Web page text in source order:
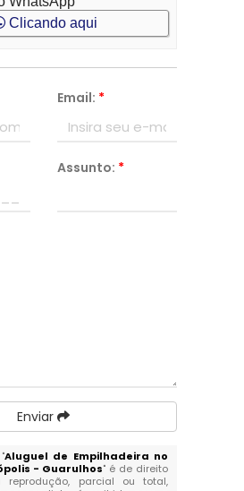
Clicando aqui
Email: *
Assunto: *
Enviar
Aluguel de Empilhadeira no
- Guarulhos" é de direito
reprodução, parcial ou total,